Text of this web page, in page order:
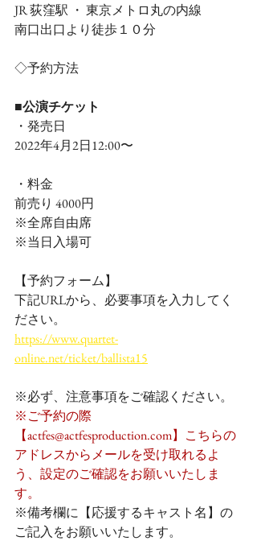
JR 荻窪駅 ・ 東京メトロ丸の内線
南口出口より徒歩１０分
◇予約方法
■公演チケット
・発売日
2022年4月2日12:00〜
・料金
前売り 4000円
※全席自由席
※当日入場可
【予約フォーム】
下記URLから、必要事項を入力してく
ださい。
https://www.quartet-
online.net/ticket/ballista15
※必ず、注意事項をご確認ください。
※ご予約の際
【actfes@actfesproduction.com】こちらの
アドレスからメールを受け取れるよ
う、設定のご確認をお願いいたしま
す。
※備考欄に【応援するキャスト名】の
ご記入をお願いいたします。